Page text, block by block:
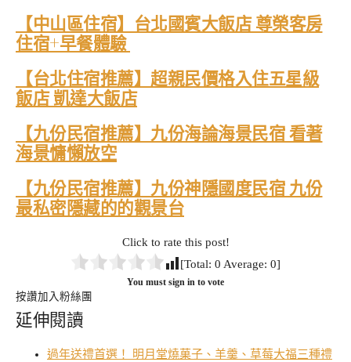
【中山區住宿】台北國賓大飯店 尊榮客房
住宿+早餐體驗
【台北住宿推薦】超親民價格入住五星級
飯店 凱達大飯店
【九份民宿推薦】九份海論海景民宿 看著
海景慵懶放空
【九份民宿推薦】九份神隱國度民宿 九份
最私密隱藏的的觀景台
Click to rate this post!
[Total: 0 Average: 0]
You must sign in to vote
按讚加入粉絲團
延伸閱讀
過年送禮首選！ 明月堂燒菓子、羊羹、草莓大福三種禮